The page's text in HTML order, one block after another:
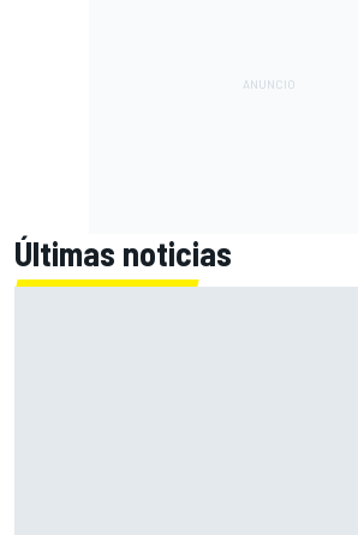
Últimas noticias